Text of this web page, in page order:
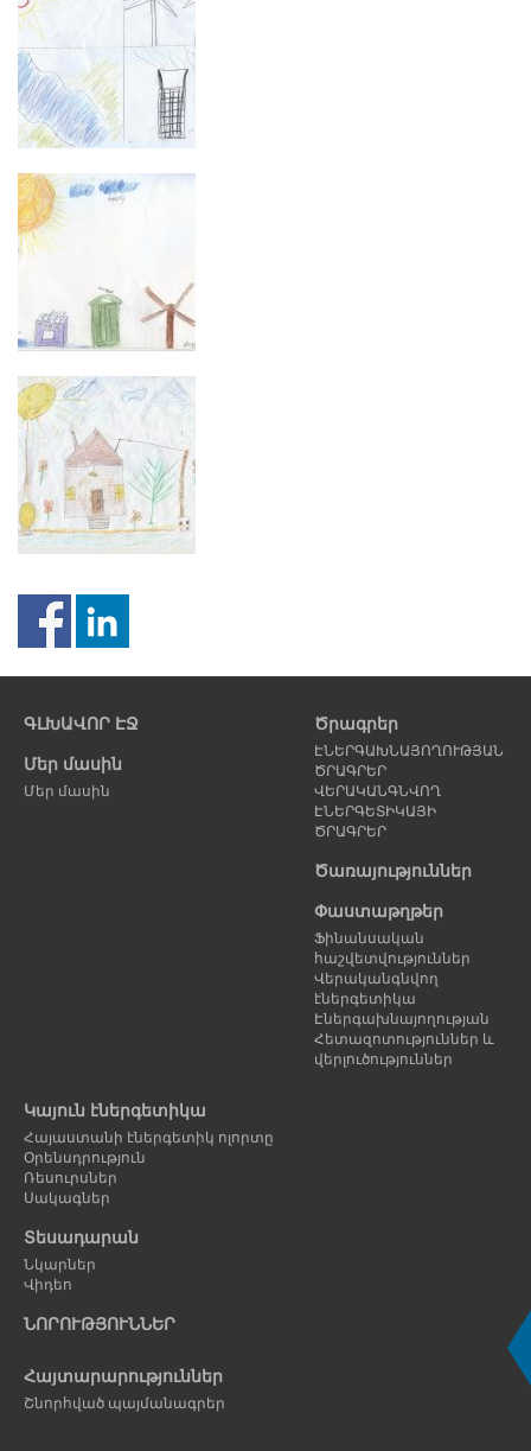
էջ
ԳԼԽԱՎՈՐ ԷՋ
Մեր մասին
Մեր մասին
Ծրագրեր
ԷՆԵՐԳԱԽՆԱՅՈՂՈՒԹՅԱՆ
ԾՐԱԳՐԵՐ
ՎԵՐԱԿԱՆԳՆՎՈՂ
ԷՆԵՐԳԵՏԻԿԱՅԻ
ԾՐԱԳՐԵՐ
Ծառայություններ
Փաստաթղթեր
Ֆինանսական
հաշվետվություններ
Վերականգնվող
էներգետիկա
Էներգախնայողության
Հետազոտություններ և
վերլուծություններ
Կայուն էներգետիկա
Հայաստանի էներգետիկ ոլորտը
Օրենսդրություն
Ռեսուրսներ
Սակագներ
Տեսադարան
Նկարներ
Վիդեո
ՆՈՐՈՒԹՅՈՒՆՆԵՐ
Հայտարարություններ
Շնորհված պայմանագրեր